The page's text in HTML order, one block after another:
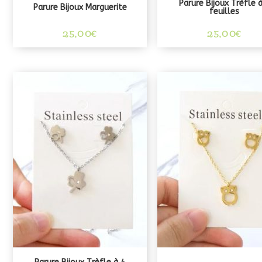
Parure Bijoux Marguerite
25,00€
Parure Bijoux Trèfle
feuilles
25,00€